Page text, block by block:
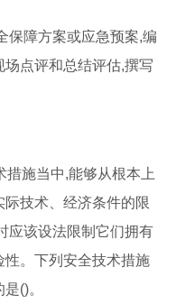
保障方案或应急预案,编
点评和总结评估,撰写
措施当中,能够从根本上
技术、经济条件的限
应该设法限制它们拥有
性。下列安全技术措施
()。